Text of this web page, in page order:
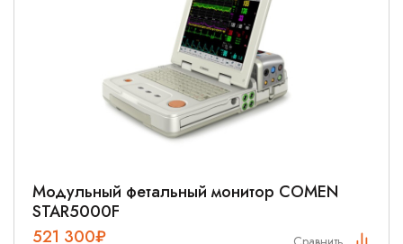
Модульный фетальный монитор COMEN
STAR5000F
521 300₽